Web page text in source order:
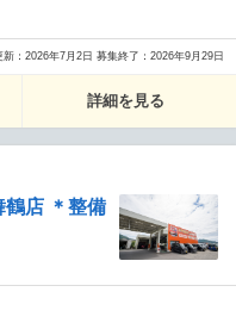
新：2026年7月2日 募集終了：2026年9月29日
詳細を見る
鶴店 ＊整備